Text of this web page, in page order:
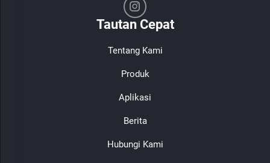
Tautan Cepat
Tentang Kami
Produk
Aplikasi
Berita
Hubungi Kami